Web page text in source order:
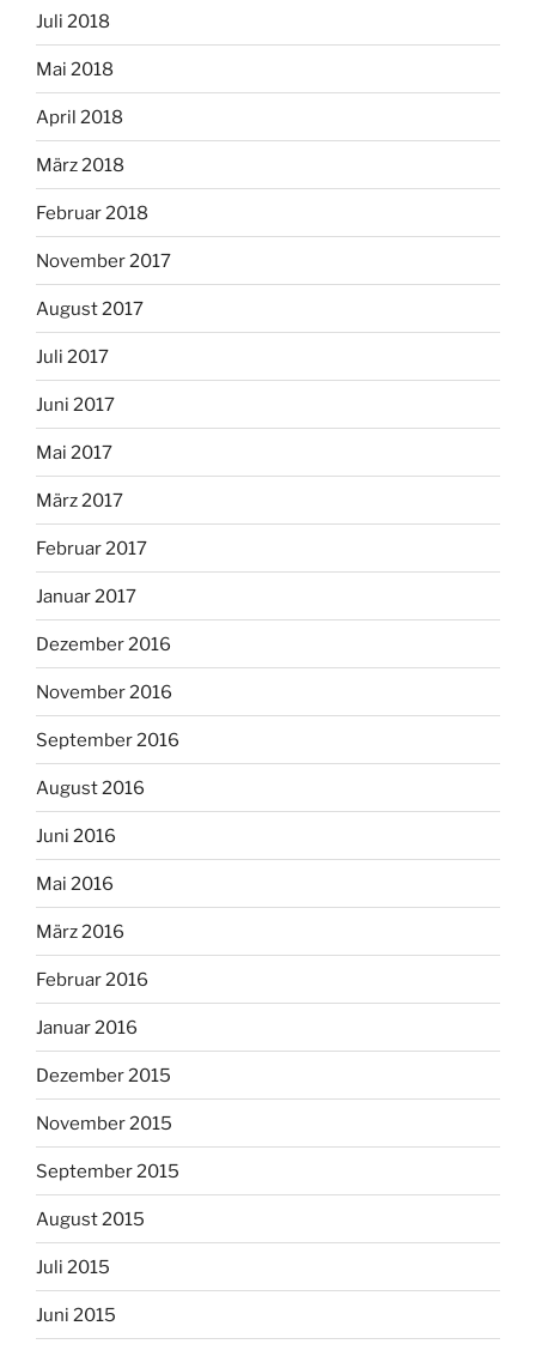
Juli 2018
Mai 2018
April 2018
März 2018
Februar 2018
November 2017
August 2017
Juli 2017
Juni 2017
Mai 2017
März 2017
Februar 2017
Januar 2017
Dezember 2016
November 2016
September 2016
August 2016
Juni 2016
Mai 2016
März 2016
Februar 2016
Januar 2016
Dezember 2015
November 2015
September 2015
August 2015
Juli 2015
Juni 2015